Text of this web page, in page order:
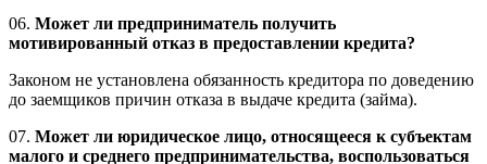
06. Может ли предприниматель получить
мотивированный отказ в предоставлении кредита?
Законом не установлена обязанность кредитора по доведению
до заемщиков причин отказа в выдаче кредита (займа).
07. Может ли юридическое лицо, относящееся к субъектам
малого и среднего предпринимательства, воспользоваться